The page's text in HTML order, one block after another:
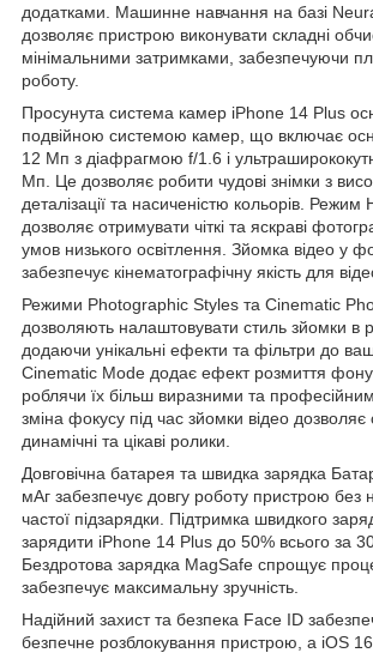
додатками. Машинне навчання на базі
дозволяє пристрою виконувати складні
мінімальними затримками, забезпечуючи
роботу.
Просунута система камер iPhone 14 Plus
подвійною системою камер, що включає
12 Мп з діафрагмою f/1.6 і
Мп. Це дозволяє робити чудові знімки з
деталізації та насиченістю кольорів. Режим
дозволяє отримувати чіткі та яскраві
умов низького освітлення. Зйомка відео у
забезпечує кінематографічну якість для
Режими Photographic Styles та Cinematic
дозволяють налаштовувати стиль зйомки в
додаючи унікальні ефекти та фільтри до
Cinematic Mode додає ефект розмиття фону
роблячи їх більш виразними та
зміна фокусу під час зйомки відео дозволяє
динамічні та цікаві ролики.
Довговічна батарея та швидка зарядка
мАг забезпечує довгу роботу пристрою без
частої підзарядки. Підтримка швидкого
зарядити iPhone 14 Plus до 50% всього за
Бездротова зарядка MagSafe спрощує
забезпечує максимальну зручність.
Надійний захист та безпека Face ID
безпечне розблокування пристрою, а iOS